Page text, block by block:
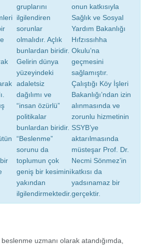
gruplarını
ilgilendiren
sorunlar
olmalıdır. Açlık
bunlardan biridir.
Gelirin dünya
yüzeyindeki
adaletsiz
dağılımı ve
“insan özürlü”
politikalar
bunlardan biridir.
“Beslenme”
sorunu da
toplumun çok
geniş bir kesimini
yakından
ilgilendirmektedir.
onun katkısıyla
Sağlık ve Sosyal
Yardım Bakanlığı
Hıfzıssıhha
Okulu’na
geçmesini
sağlamıştır.
Çalıştığı Köy İşleri
Bakanlığı’ndan izin
alınmasında ve
zorunlu hizmetinin
SSYB’ye
aktarılmasında
müsteşar Prof. Dr.
Necmi Sönmez’in
katkısı da
yadsınamaz bir
gerçektir.
beslenme uzmanı olarak atandığımda,